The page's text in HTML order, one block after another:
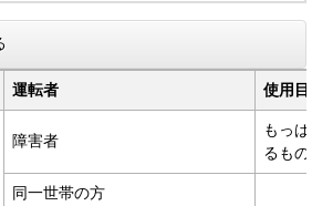
運転者 使用
障害者
もっ
るもの
同一世帯の方